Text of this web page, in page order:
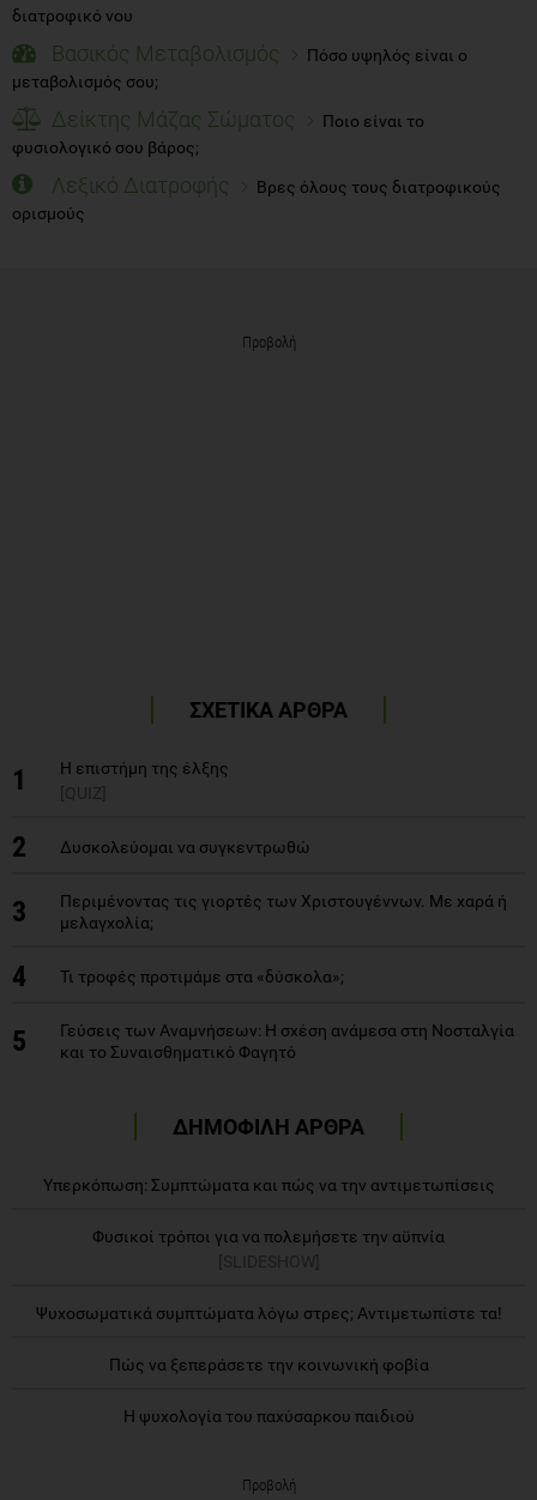
διατροφικό νου
Βασικός Μεταβολισμός
Πόσο υψηλός είναι ο
μεταβολισμός σου;
Δείκτης Μάζας Σώματος
Ποιο είναι το
φυσιολογικό σου βάρος;
Λεξικό Διατροφής
Βρες όλους τους διατροφικούς
ορισμούς
Προβολή
ΣΧΕΤΙΚΑ ΑΡΘΡΑ
1
Η επιστήμη της έλξης
[QUIZ]
2 Δυσκολεύομαι να συγκεντρωθώ
3
Περιμένοντας τις γιορτές των Χριστουγέννων. Με χαρά ή
μελαγχολία;
4 Τι τροφές προτιμάμε στα «δύσκολα»;
5
Γεύσεις των Αναμνήσεων: Η σχέση ανάμεσα στη Νοσταλγία
και το Συναισθηματικό Φαγητό
ΔΗΜΟΦΙΛΗ ΑΡΘΡΑ
Υπερκόπωση: Συμπτώματα και πώς να την αντιμετωπίσεις
Φυσικοί τρόποι για να πολεμήσετε την αϋπνία
[SLIDESHOW]
Ψυχοσωματικά συμπτώματα λόγω στρες; Αντιμετωπίστε τα!
Πώς να ξεπεράσετε την κοινωνική φοβία
Η ψυχολογία του παχύσαρκου παιδιού
Προβολή